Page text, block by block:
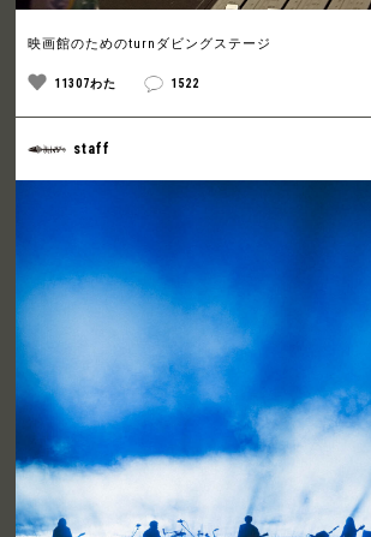
映画館のためのturnダビングステージ
11307わた 1522
staff